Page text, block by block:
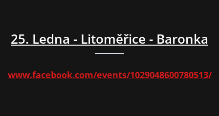
25. Ledna - Litoměřice - Baronka
www.facebook.com/events/1029048600780513/